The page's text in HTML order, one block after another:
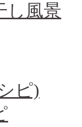
し風景
ピ)